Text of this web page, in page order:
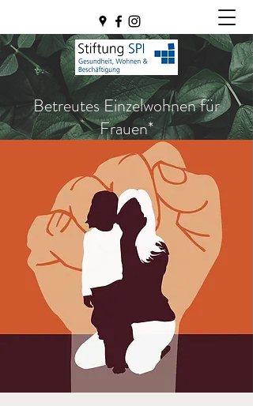
Betreutes Einzelwohnen für
Frauen*